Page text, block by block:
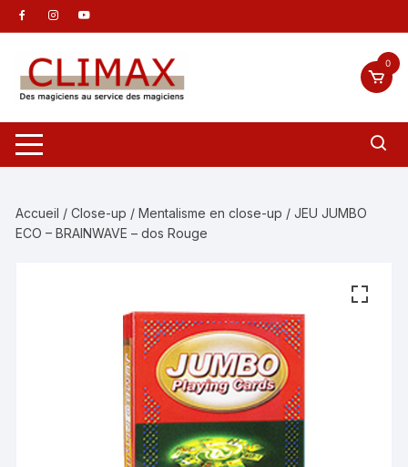
Aller
au
contenu
0
Accueil /Close-up /Mentalisme en close-up / JEU JUMBO
ECO – BRAINWAVE – dos Rouge